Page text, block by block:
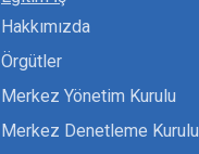
Hakkımızda
Örgütler
Merkez Yönetim Kurulu
Merkez Denetleme Kurulu